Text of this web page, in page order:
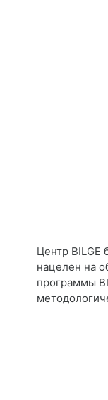
Центр BILGE
нацелен на
программы